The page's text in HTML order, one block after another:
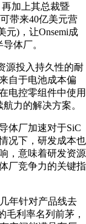
再加上其总裁暨
带来40亿美元营
元)，让Onsemi成
体厂。
源投入持久性的耐
自于电池成本偏
电控零组件中使用
力的解决方案。
体厂加速对于SiC
况下，研发成本也
，意味着研发资源
厂竞争力的关键指
年针对产品线去
毛利率名列前茅，